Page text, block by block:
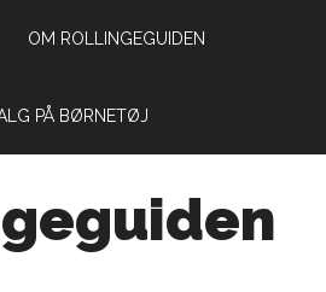
OM ROLLINGEGUIDEN
PÅ BØRNETØJ